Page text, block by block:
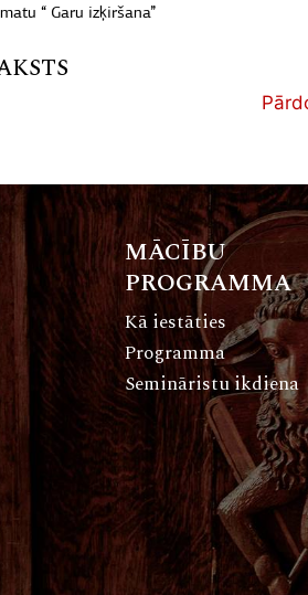
“ Garu izķiršana”
MĀCĪBU
PROGRAMMA
Kā iestāties
Programma
Semināristu ikdiena